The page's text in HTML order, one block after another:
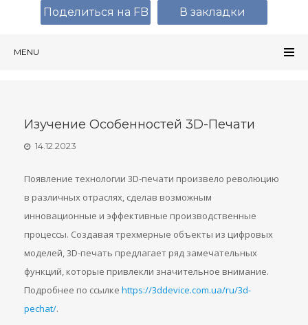
MENU
Изучение Особенностей 3D-Печати
14.12.2023
Появление технологии 3D-печати произвело революцию
в различных отраслях, сделав возможным
инновационные и эффективные производственные
процессы. Создавая трехмерные объекты из цифровых
моделей, 3D-печать предлагает ряд замечательных
функций, которые привлекли значительное внимание.
Подробнее по ссылке https://3ddevice.com.ua/ru/3d-
pechat/.
Поделиться на FB В закладки